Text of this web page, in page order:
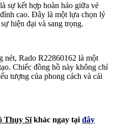
sự kết hợp hoàn hảo giữa vẻ
cao. Đây là một lựa chọn lý
hiện đại và sang trọng.
nét, Rado R22860162 là một
Chiếc đồng hồ này không chỉ
tượng của phong cách và cái
Thụy Sĩkhác ngay tại đây